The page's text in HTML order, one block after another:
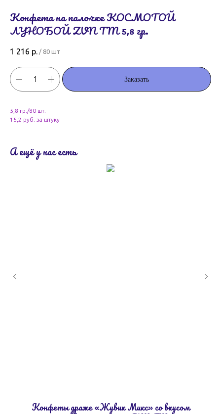
Конфета на палочке КОСМОТОЙ
ЛУНОБОЙ ZVN TM 5,8 гр.
1 216 р. / 80 шт
Заказать
5,8 гр./80 шт.
15,2 руб. за штуку
А ещё у нас есть
Конфеты драже «Жувик Микс» со вкусом